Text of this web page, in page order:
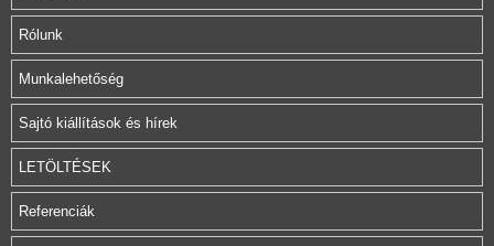
Rólunk
Munkalehetőség
Sajtó kiállítások és hírek
LETÖLTÉSEK
Referenciák